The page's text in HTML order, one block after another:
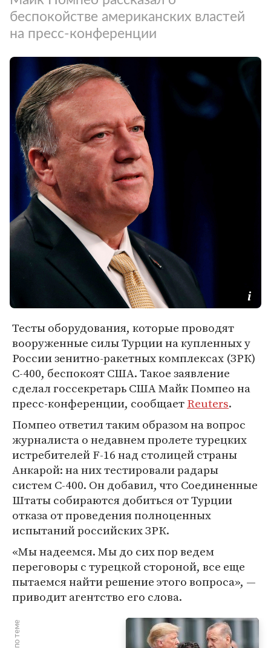
беспокойстве американских властей
на пресс-конференции
Тесты оборудования, которые проводят
вооруженные силы Турции на купленных у
России зенитно-ракетных комплексах (ЗРК)
С-400, беспокоят США. Такое заявление
сделал госсекретарь США Майк Помпео на
пресс-конференции, сообщаетReuters.
Помпео ответил таким образом на вопрос
журналиста о недавнем пролете турецких
истребителей F-16 над столицей страны
Анкарой: на них тестировали радары
систем С-400. Он добавил, что Соединенные
Штаты собираются добиться от Турции
отказа от проведения полноценных
испытаний российских ЗРК.
«Мы надеемся. Мы до сих пор ведем
переговоры с турецкой стороной, все еще
пытаемся найти решение этого вопроса», —
приводит агентство его слова.